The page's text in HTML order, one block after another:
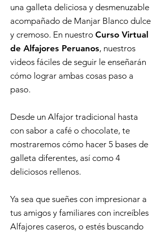
una galleta deliciosa y desmenuzable
acompañado de Manjar Blanco dulce
y cremoso. En nuestro Curso Virtual
de Alfajores Peruanos, nuestros
videos fáciles de seguir le enseñarán
cómo lograr ambas cosas paso a
paso.
Desde un Alfajor tradicional hasta
con sabor a café o chocolate, te
mostraremos cómo hacer 5 bases de
galleta diferentes, así como 4
deliciosos rellenos.
Ya sea que sueñes con impresionar a
tus amigos y familiares con increíbles
Alfajores caseros, o estés buscando